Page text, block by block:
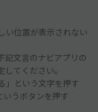
い位置が表示されない
記文言のナビアプリの
てください。
」という文字を押す
うボタンを押す